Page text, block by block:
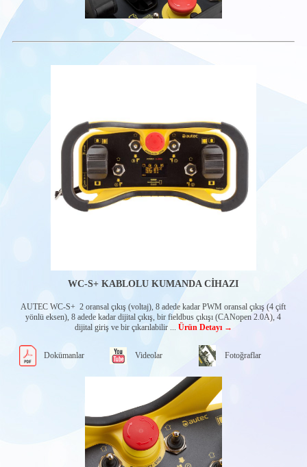
WC-S+ KABLOLU KUMANDA CİHAZI
AUTEC WC-S+ 2 oransal çıkış (voltaj), 8 adede kadar PWM oransal çıkış (4 çift
yönlü eksen), 8 adede kadar dijital çıkış, bir fieldbus çıkışı (CANopen 2.0A), 4
dijital giriş ve bir çıkarılabilir ... Ürün Detayı →
Dokümanlar Videolar Fotoğraflar